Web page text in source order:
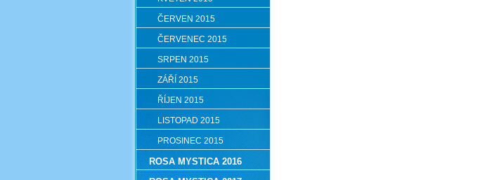
ČERVEN 2015
ČERVENEC 2015
SRPEN 2015
ZÁŘÍ 2015
ŘÍJEN 2015
LISTOPAD 2015
PROSINEC 2015
ROSA MYSTICA 2016